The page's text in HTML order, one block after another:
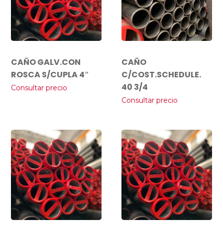
CAÑO GALV.CON
ROSCA S/CUPLA 4″
Consultar precio
CAÑO
C/COST.SCHEDULE.
40 3/4
Consultar precio